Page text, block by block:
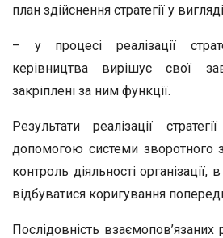
план здійснення стратегії у
– у процесі реалізації
керівництва вирішує свої
закріплені за ним функції.
Результати реалізації
допомогою системи зворотного
контроль діяльності
відбуватися коригування
Послідовність взаємопов’язаних